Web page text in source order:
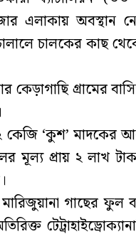
এলাকায় অবস্থান
চালকের কাছ
গ্রামের
কেজি ‘কুশ’ মাদকের
মূল্য প্রায় ২ লাখ
গাছের ফুল